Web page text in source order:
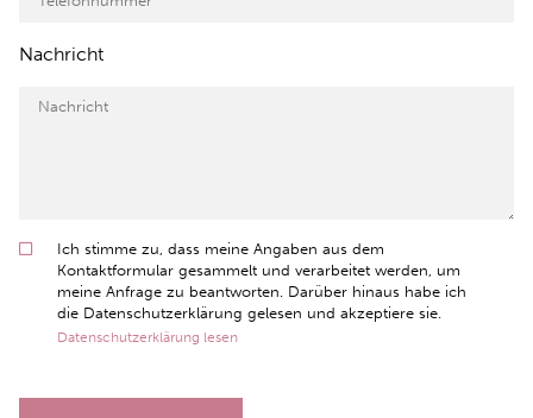
Nachricht
Ich stimme zu, dass meine Angaben aus dem
Kontaktformular gesammelt und verarbeitet werden, um
meine Anfrage zu beantworten. Darüber hinaus habe ich
die Datenschutzerklärung gelesen und akzeptiere sie.
Datenschutzerklärung lesen